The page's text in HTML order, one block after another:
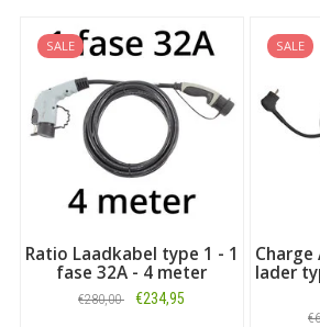
SALE
Ratio Laadkabel type 1 - 1
fase 32A - 4 meter
€280,00 €234,95
SALE
Charge
lader